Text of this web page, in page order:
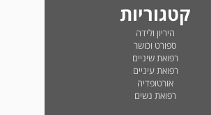
קטגוריות
היריון ולידה
ספורט וכושר
רפואת שיניים
רפואת עיניים
אורטופדיה
רפואת נשים